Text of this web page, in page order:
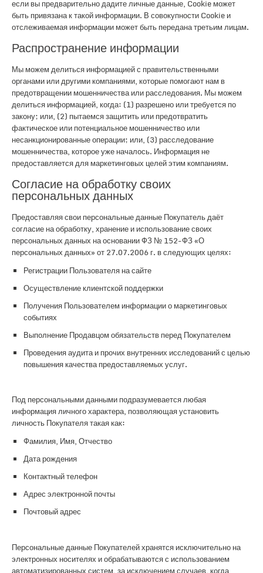
если вы предварительно дадите личные данные, Cookie может
быть привязана к такой информации. В совокупности Cookie и
отслеживаемая информации может быть передана третьим лицам.
Распространение информации
Мы можем делиться информацией с правительственными
органами или другими компаниями, которые помогают нам в
предотвращении мошенничества или расследования. Мы можем
делиться информацией, когда: (1) разрешено или требуется по
закону; или, (2) пытаемся защитить или предотвратить
фактическое или потенциальное мошенничество или
несанкционированные операции; или, (3) расследование
мошенничества, которое уже началось. Информация не
предоставляется для маркетинговых целей этим компаниям.
Согласие на обработку своих
персональных данных
Предоставляя свои персональные данные Покупатель даёт
согласие на обработку, хранение и использование своих
персональных данных на основании ФЗ № 152-ФЗ «О
персональных данных» от 27.07.2006 г. в следующих целях:
Регистрации Пользователя на сайте
Осуществление клиентской поддержки
Получения Пользователем информации о маркетинговых
событиях
Выполнение Продавцом обязательств перед Покупателем
Проведения аудита и прочих внутренних исследований с целью
повышения качества предоставляемых услуг.
Под персональными данными подразумевается любая
информация личного характера, позволяющая установить
личность Покупателя такая как:
Фамилия, Имя, Отчество
Дата рождения
Контактный телефон
Адрес электронной почты
Почтовый адрес
Персональные данные Покупателей хранятся исключительно на
электронных носителях и обрабатываются с использованием